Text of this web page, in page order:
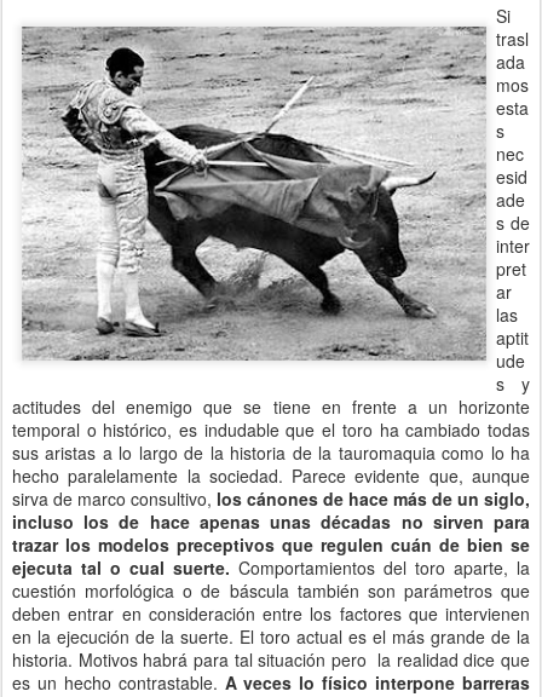
Si
trasl
ada
mos
esta
s
nec
esid
ade
s de
inter
pret
ar
las
aptit
ude
s y
actitudes del enemigo que se tiene en frente a un horizonte
temporal o histórico, es indudable que el toro ha cambiado todas
sus aristas a lo largo de la historia de la tauromaquia como lo ha
hecho paralelamente la sociedad. Parece evidente que, aunque
sirva de marco consultivo, los cánones de hace más de un siglo,
incluso los de hace apenas unas décadas no sirven para
trazar los modelos preceptivos que regulen cuán de bien se
ejecuta tal o cual suerte. Comportamientos del toro aparte, la
cuestión morfológica o de báscula también son parámetros que
deben entrar en consideración entre los factores que intervienen
en la ejecución de la suerte. El toro actual es el más grande de la
historia. Motivos habrá para tal situación pero la realidad dice que
es un hecho contrastable. A veces lo físico interpone barreras